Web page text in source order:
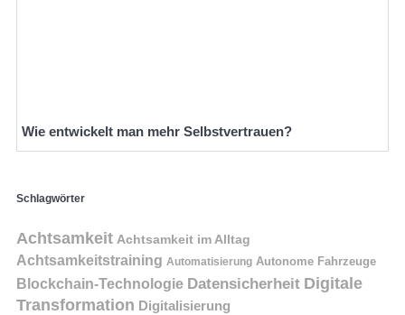
Wie entwickelt man mehr Selbstvertrauen?
Schlagwörter
Achtsamkeit Achtsamkeit im Alltag
Achtsamkeitstraining Automatisierung Autonome Fahrzeuge
Blockchain-Technologie Datensicherheit Digitale
Transformation Digitalisierung